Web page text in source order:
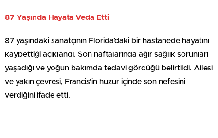
87 Yaşında Hayata Veda Etti
87 yaşındaki sanatçının Florida’daki bir hastanede hayatını
kaybettiği açıklandı. Son haftalarında ağır sağlık sorunları
yaşadığı ve yoğun bakımda tedavi gördüğü belirtildi. Ailesi
ve yakın çevresi, Francis’in huzur içinde son nefesini
verdiğini ifade etti.